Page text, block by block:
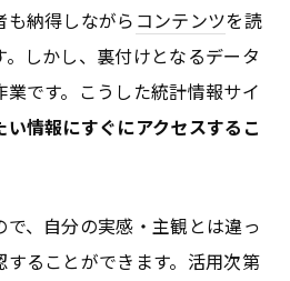
納得しながら コンテンツを読
しかし、裏付けとなるデータ
です。こうした統計情報サイ
い情報にすぐにアクセスするこ
、自分の実感・主観とは違っ
ることができます。活用次第